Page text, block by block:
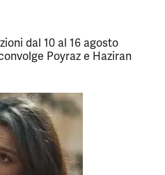
dal 10 al 16 agosto
Poyraz e Haziran